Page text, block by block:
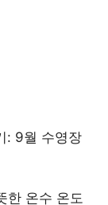
한 온수 온도